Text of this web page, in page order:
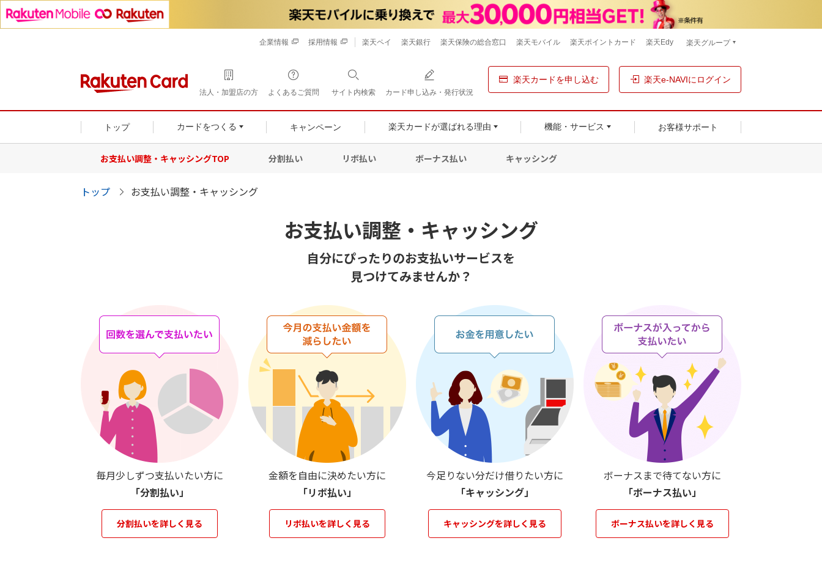
企業情報 採用情報 楽天ペイ 楽天銀行 楽天保険の総合窓口 楽天モバイル 楽天ポイントカード 楽天Edy 楽天グループ
法人・加盟店の方 よくあるご質問 サイト内検索 カード申し込み・発行状況
楽天カードを申し込む 楽天e-NAVIにログイン
トップ カードをつくる キャンペーン 楽天カードが選ばれる理由 機能・サービス お客様サポート
お支払い調整・キャッシングTOP 分割払い リボ払い ボーナス払い キャッシング
トップ お支払い調整・キャッシング
お支払い調整・キャッシング
自分にぴったりのお支払いサービスを
見つけてみませんか？
毎月少しずつ支払いたい方に
「分割払い」
分割払いを詳しく見る
金額を自由に決めたい方に
「リボ払い」
リボ払いを詳しく見る
今足りない分だけ借りたい方に
「キャッシング」
キャッシングを詳しく見る
ボーナスまで待てない方に
「ボーナス払い」
ボーナス払いを詳しく見る